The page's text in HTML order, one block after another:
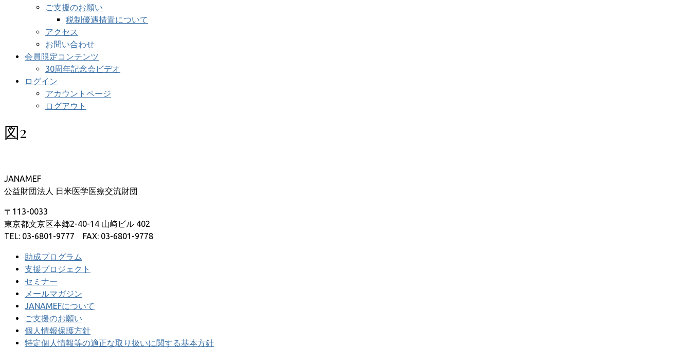
ご支援のお願い
税制優遇措置について
アクセス
お問い合わせ
会員限定コンテンツ
30周年記念会ビデオ
ログイン
アカウントページ
ログアウト
図2
JANAMEF
公益財団法人 日米医学医療交流財団
〒113-0033
東京都文京区本郷2-40-14 山﨑ビル 402
TEL: 03-6801-9777 FAX: 03-6801-9778
助成プログラム
支援プロジェクト
セミナー
メールマガジン
JANAMEFについて
ご支援のお願い
個人情報保護方針
特定個人情報等の適正な取り扱いに関する基本方針